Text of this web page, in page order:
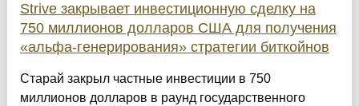
Strive закрывает инвестиционную сделку на
750 миллионов долларов США для получения
«альфа-генерирования» стратегии биткойнов
Старай закрыл частные инвестиции в 750
миллионов долларов в раунд государственного